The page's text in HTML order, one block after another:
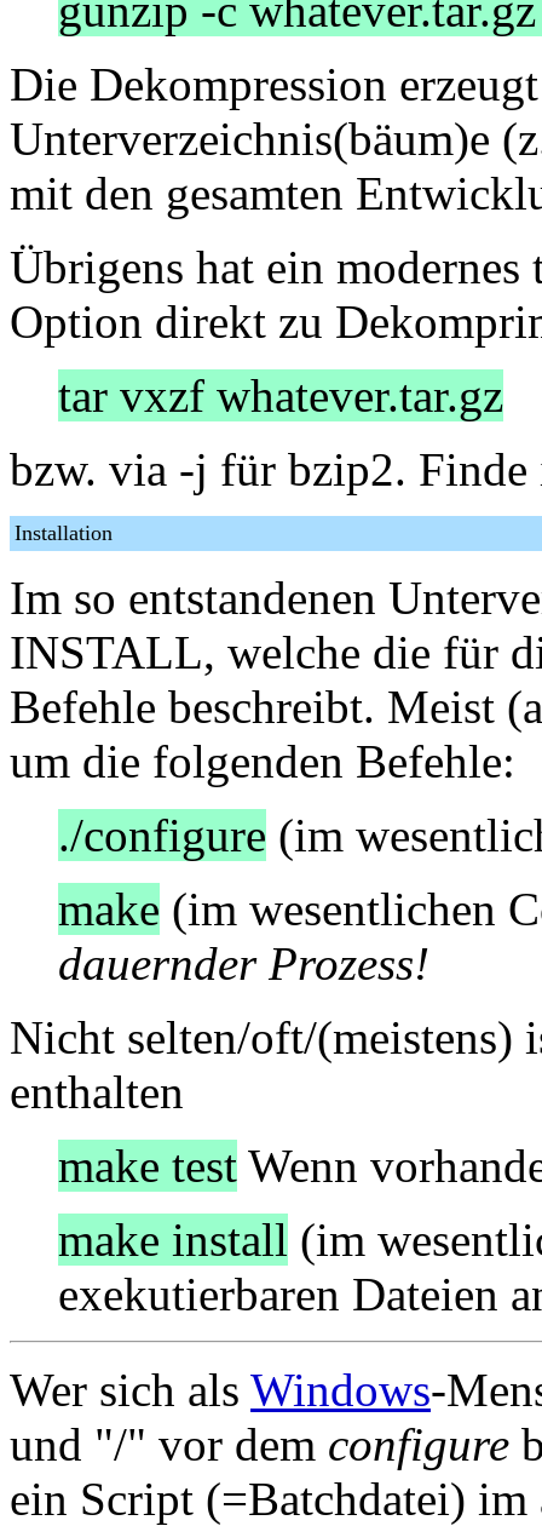
Die Dekompression
Unterverzeichnis(bäum)e
mit den gesamten
Übrigens hat ein
Option direkt zu
tar vxzf whatever.tar.gz
bzw. via -j für bzip2. Finde
Installation
Im so entstandenen
INSTALL, welche die für
Befehle beschreibt. Meist
um die folgenden Befehle:
./configure (im
make (im wesentlichen
dauernder Prozess!
Nicht selten/oft/(meistens)
enthalten
make test Wenn
make install (im
exekutierbaren Dateien
Wer sich als Windows-
und "/" vor dem configure
ein Script (=Batchdatei)